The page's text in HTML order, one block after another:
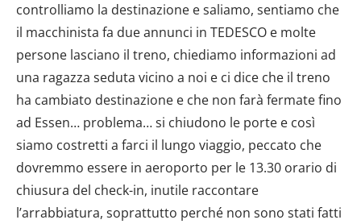
controlliamo la destinazione e saliamo, sentiamo che
il macchinista fa due annunci in TEDESCO e molte
persone lasciano il treno, chiediamo informazioni ad
una ragazza seduta vicino a noi e ci dice che il treno
ha cambiato destinazione e che non farà fermate fino
ad Essen… problema… si chiudono le porte e così
siamo costretti a farci il lungo viaggio, peccato che
dovremmo essere in aeroporto per le 13.30 orario di
chiusura del check-in, inutile raccontare
l’arrabbiatura, soprattutto perché non sono stati fatti